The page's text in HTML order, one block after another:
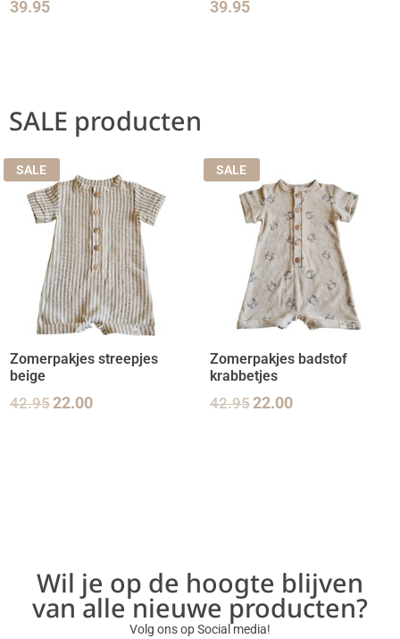
39.95 39.95
SALE producten
SALE
Zomerpakjes streepjes
beige
42.9522.00
SALE
Zomerpakjes badstof
krabbetjes
42.9522.00
Wil je op de hoogte blijven
van alle nieuwe producten?
Volg ons op Social media!